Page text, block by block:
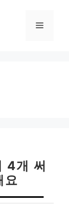
메
4개 써
요